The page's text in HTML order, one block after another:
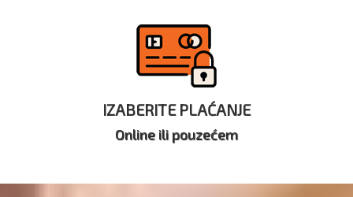
IZABERITE PLAĆANJE
Online ili pouzećem